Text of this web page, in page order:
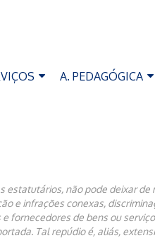
A. PEDAGÓGICA
estatutários, não pode deixar
e infrações conexas,
fornecedores de bens ou
Tal repúdio é, aliás,